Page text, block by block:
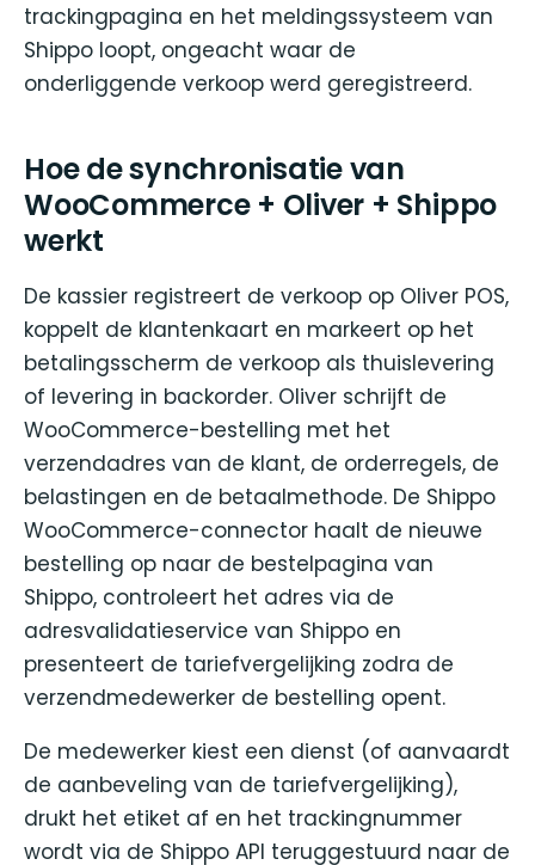
trackingpagina en het meldingssysteem van
Shippo loopt, ongeacht waar de
onderliggende verkoop werd geregistreerd.
Hoe de synchronisatie van
WooCommerce + Oliver + Shippo
werkt
De kassier registreert de verkoop op Oliver POS,
koppelt de klantenkaart en markeert op het
betalingsscherm de verkoop als thuislevering
of levering in backorder. Oliver schrijft de
WooCommerce-bestelling met het
verzendadres van de klant, de orderregels, de
belastingen en de betaalmethode. De Shippo
WooCommerce-connector haalt de nieuwe
bestelling op naar de bestelpagina van
Shippo, controleert het adres via de
adresvalidatieservice van Shippo en
presenteert de tariefvergelijking zodra de
verzendmedewerker de bestelling opent.
De medewerker kiest een dienst (of aanvaardt
de aanbeveling van de tariefvergelijking),
drukt het etiket af en het trackingnummer
wordt via de Shippo API teruggestuurd naar de